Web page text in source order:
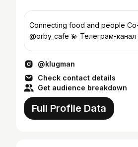
Connecting food and people
@orby_cafe 💫 Телеграм-
@klugman
Check contact details
Get audience breakdown
Full Profile Data